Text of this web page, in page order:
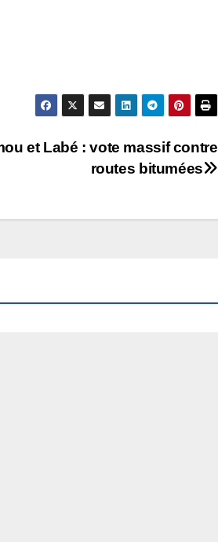
et Labé : vote massif contre
routes bitumées